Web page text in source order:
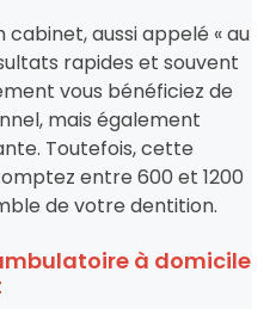
aussi appelé « au
rapides et souvent
vous bénéficiez de
mais également
Toutefois, cette
entre 600 et 1200
de votre dentition.
à domicile